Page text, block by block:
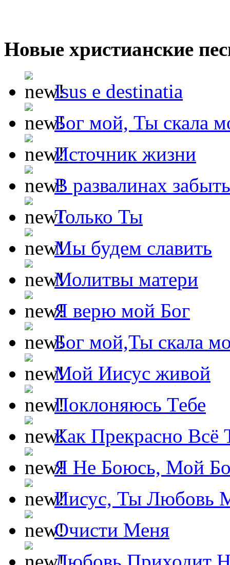
Новые христианские
Isus e destinatia
Бог мой, Ты скала
Источник жизни
В развалинах
Только Ты
Мы будем славить
Молитвы матери
Я верю мой Бог
Бог мой,Ты скала
Мой Иисус живой
Поклоняюсь Тебе
Как Прекрасно Всё
Я Не Боюсь, Мой
Иисус, Ты Любовь
Очисти Меня